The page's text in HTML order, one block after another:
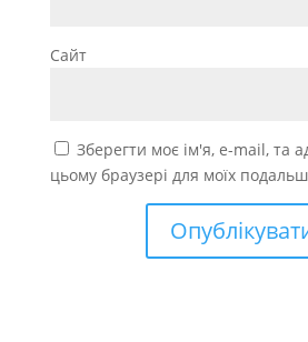
Сайт
Зберегти моє ім'я, e-mail, та
цьому браузері для моїх